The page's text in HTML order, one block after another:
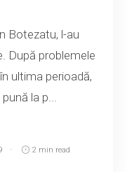
Botezatu, l-au
După problemele
ultima perioadă,
la p...
2 min read